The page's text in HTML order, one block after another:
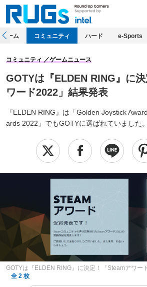
ホーム コミュニティ ハード e-Sports
GOTYは『ELDEN RING』に
ワード2022」結果発表
『ELDEN RING』は「Golden Joystick
ards 2022」でもGOTYに選ばれていました。
コミュニティ ゲームニュース
GOTYは『ELDEN RING』に決定！「Steamアワー
全 2 枚